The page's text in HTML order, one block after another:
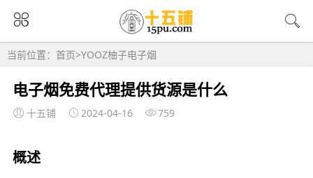
当前位置： 首页>YOOZ柚子电子烟
电子烟免费代理提供货源是什么
十五铺 2024-04-16 759
概述